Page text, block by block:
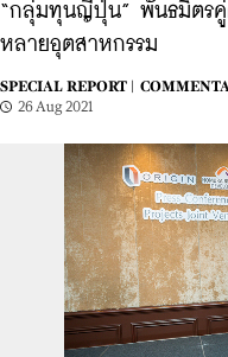
“กลุ่มทุนญี่ปุ่น” พันธมิตรคู่
หลายอุตสาหกรรม
SPECIAL REPORT |
26 Aug 2021